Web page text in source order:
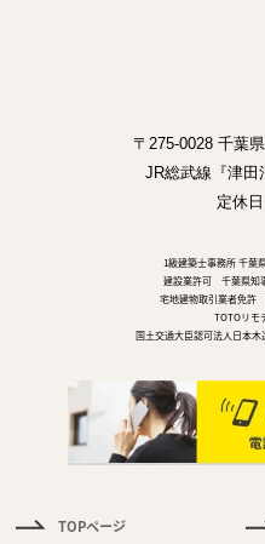
〒275-0028 千葉
JR総武線『津田
定休
1級建築士事務所 千葉
建設業許可 千葉県知
宅地建物取引業者免許
TOTOリモ
国土交通大臣認可法人日本
TOPページ